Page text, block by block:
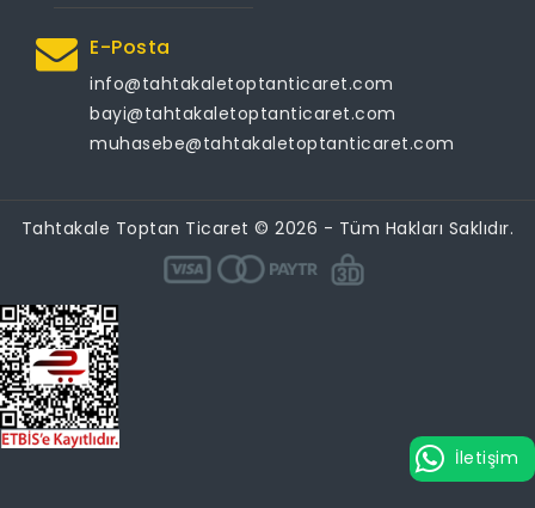
E-Posta
info@tahtakaletoptanticaret.com
bayi@tahtakaletoptanticaret.com
muhasebe@tahtakaletoptanticaret.com
Tahtakale Toptan Ticaret © 2026 - Tüm Hakları Saklıdır.
İletişim